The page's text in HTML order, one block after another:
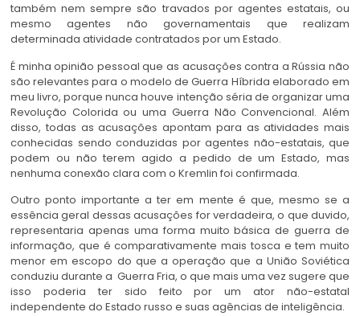
também nem sempre são travados por agentes estatais, ou
mesmo agentes não governamentais que realizam
determinada atividade contratados por um Estado.
É minha opinião pessoal que as acusações contra a Rússia não
são relevantes para o modelo de Guerra Híbrida elaborado em
meu livro, porque nunca houve intenção séria de organizar uma
Revolução Colorida ou uma Guerra Não Convencional. Além
disso, todas as acusações apontam para as atividades mais
conhecidas sendo conduzidas por agentes não-estatais, que
podem ou não terem agido a pedido de um Estado, mas
nenhuma conexão clara com o Kremlin foi confirmada.
Outro ponto importante a ter em mente é que, mesmo se a
essência geral dessas acusações for verdadeira, o que duvido,
representaria apenas uma forma muito básica de guerra de
informação, que é comparativamente mais tosca e tem muito
menor em escopo do que a operação que a União Soviética
conduziu durante a Guerra Fria, o que mais uma vez sugere que
isso poderia ter sido feito por um ator não-estatal
independente do Estado russo e suas agências de inteligência.